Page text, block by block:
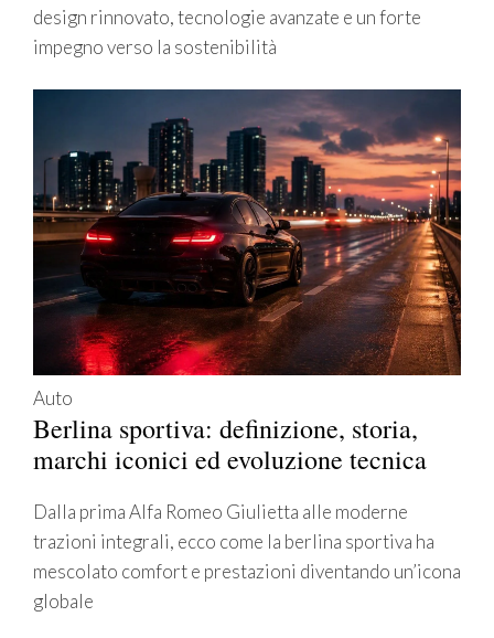
design rinnovato, tecnologie avanzate e un forte
impegno verso la sostenibilità
Auto
Berlina sportiva: definizione, storia,
marchi iconici ed evoluzione tecnica
Dalla prima Alfa Romeo Giulietta alle moderne
trazioni integrali, ecco come la berlina sportiva ha
mescolato comfort e prestazioni diventando un’icona
globale